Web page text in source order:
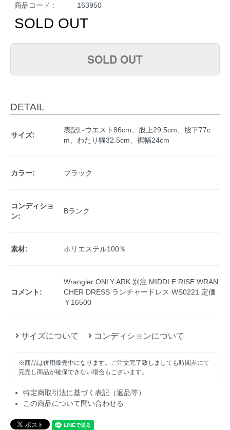
商品コード : 163950
SOLD OUT
SOLD OUT
DETAIL
サイズ:
表記L-ウエスト86cm、股上29.5cm、股下77c
m、わたり幅32.5cm、裾幅24cm
カラー: ブラック
コンディショ
ン:
Bランク
素材: ポリエステル100％
コメント:
Wrangler ONLY ARK 別注 MIDDLE RISE WRAN
CHER DRESS ランチャードレス WS0221 定価
￥16500
サイズについて コンディションについて
※商品は併用販売中になります。ご注文完了致しましても時間差にて
完売し商品が確保できない場合もございます。
特定商取引法に基づく表記（返品等）
この商品について問い合わせる